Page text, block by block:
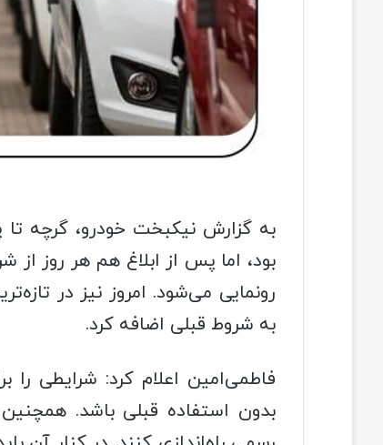
به گزارش نیکبخت خودرو، گرچه تا
بود، اما پس از ابلاغ هم هر روز
رونمایی می‌شود. امروز نیز در
به شروط قبلی اضافه کرد.
فاطمی‌امین اعلام کرد: شرایطی را
بدون استفاده قبلی باشد.